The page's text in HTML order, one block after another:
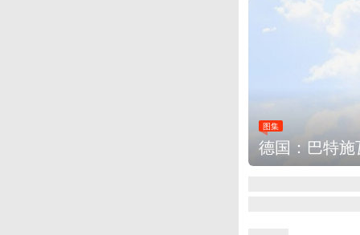
图集
德国：巴特